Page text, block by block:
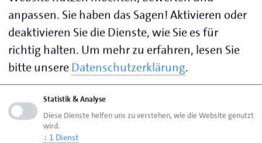
Die jeweiligen Kontaktdaten der Ansprechperson
finden Sie rechts:
Fortbildungszentrum Lübeck: Juliane
Wiesenhütter
Berufsbildungsstätte Elmshorn: Katja Lent
Berufsbildungsstätte Kiel: Kathrin Brassel
Berufsbildungsstätte Travemünde: Sandra Lück
anpassen. Sie haben das Sagen! Aktivieren oder
deaktivieren Sie die Dienste, wie Sie es für
richtig halten. Um mehr zu erfahren, lesen Sie
bitte unsereDatenschutzerklärung.
Statistik & Analyse
Diese Dienste helfen uns zu verstehen, wie die Website genutzt
wird.
↓ 1 Dienst